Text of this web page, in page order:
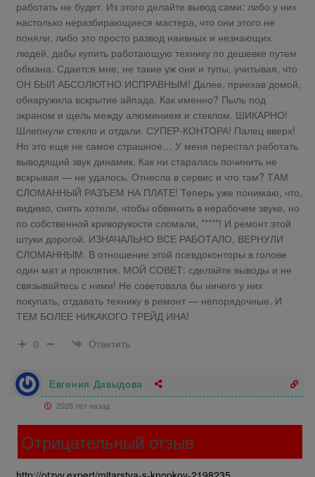
работать не будет. Из этого делайте вывод сами: либо у них
настолько неразбирающиеся мастера, что они этого не
поняли, либо это просто развод наивных и незнающих
людей, дабы купить работающую технику по дешевке путем
обмана. Сдается мне, не такие уж они и тупы, учитывая, что
ОН БЫЛ АБСОЛЮТНО ИСПРАВНЫМ! Далее, приехав домой,
обнаружила вскрытие айпада. Как именно? Пыль под
экраном и щель между алюминием и стеклом. ШИКАРНО!
Шлепнули стекло и отдали. СУПЕР-КОНТОРА! Палец вверх!
Но это еще не самое страшное… У меня перестал работать
выводящий звук динамик. Как ни старалась починить не
вскрывая — не удалось. Отнесла в сервис и что там? ТАМ
СЛОМАННЫЙ РАЗЪЕМ НА ПЛАТЕ! Теперь уже понимаю, что,
видимо, снять хотели, чтобы обвинить в нерабочем звуке, но
по собственной криворукости сломали, *****! И ремонт этой
штуки дорогой. ИЗНАЧАЛЬНО ВСЕ РАБОТАЛО, ВЕРНУЛИ
СЛОМАННЫМ. В отношение этой псевдоконторы в голове
один мат и проклятия. МОЙ СОВЕТ: сделайте выводы и не
связывайтесь с ними! Не советовала бы ничего у них
покупать, отдавать технику в ремонт — непорядочные. И
ТЕМ БОЛЕЕ НИКАКОГО ТРЕЙД ИНА!
0
Ответить
Евгения Давыдова
2026 лет назад
Отрицательный отзыв